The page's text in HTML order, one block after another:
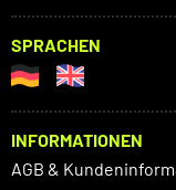
SPRACHEN
INFORMATIONEN
AGB &